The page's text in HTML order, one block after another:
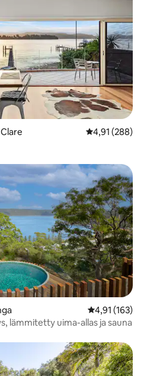
4,91 (288)
4,91 (163)
lämmitetty uima-allas ja sauna